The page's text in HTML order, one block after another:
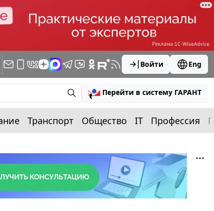
Войти Eng
Перейти в систему ГАРАНТ
Транспорт Общество IT Профессия